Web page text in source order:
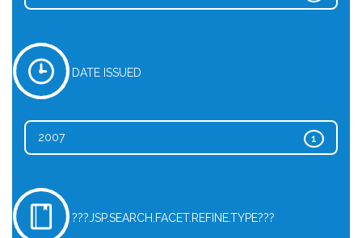
DATE ISSUED
1
2007
???JSP.SEARCH.FACET.REFINE.TYPE???